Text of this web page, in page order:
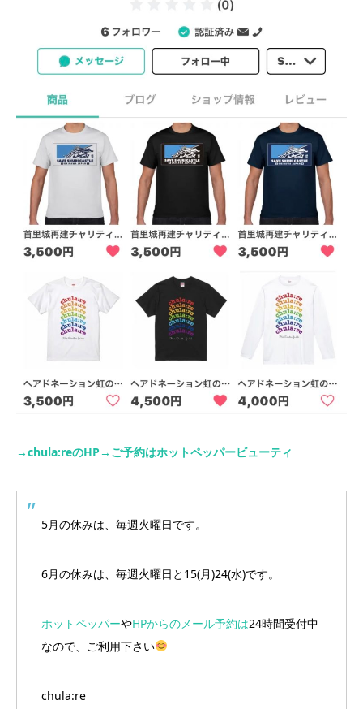
→chula:reのHP→ご予約はホットペッパービューティ
5月の休みは、毎週火曜日です。
6月の休みは、毎週火曜日と15(月)24(水)です。
ホットペッパーやHPからのメール予約は24時間受付中
なので、ご利用下さい
chula:re